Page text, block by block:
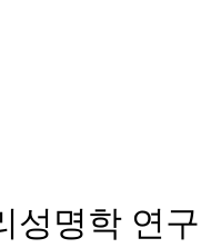
성명학 연